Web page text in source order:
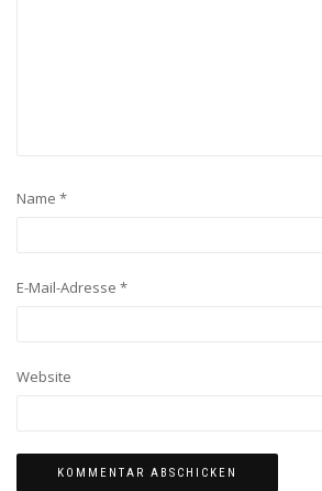
Name *
E-Mail-Adresse *
Website